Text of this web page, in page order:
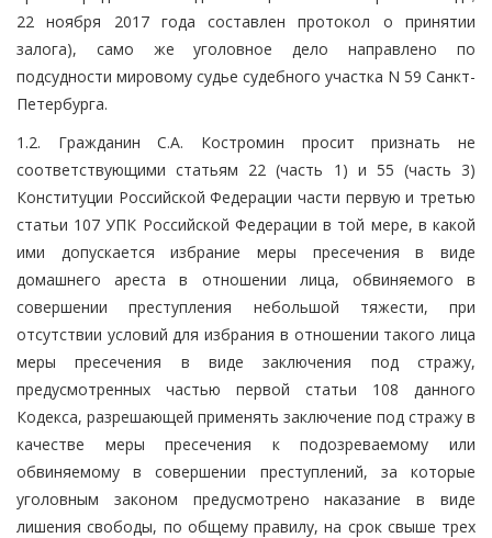
22 ноября 2017 года составлен протокол о принятии
залога), само же уголовное дело направлено по
подсудности мировому судье судебного участка N 59 Санкт-
Петербурга.
1.2. Гражданин С.А. Костромин просит признать не
соответствующими статьям 22 (часть 1) и 55 (часть 3)
Конституции Российской Федерации части первую и третью
статьи 107 УПК Российской Федерации в той мере, в какой
ими допускается избрание меры пресечения в виде
домашнего ареста в отношении лица, обвиняемого в
совершении преступления небольшой тяжести, при
отсутствии условий для избрания в отношении такого лица
меры пресечения в виде заключения под стражу,
предусмотренных частью первой статьи 108 данного
Кодекса, разрешающей применять заключение под стражу в
качестве меры пресечения к подозреваемому или
обвиняемому в совершении преступлений, за которые
уголовным законом предусмотрено наказание в виде
лишения свободы, по общему правилу, на срок свыше трех